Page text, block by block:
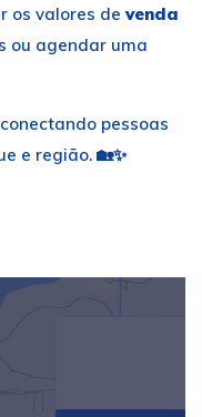
os valores devenda
ou agendar uma
pessoas
e região. 🏡✨